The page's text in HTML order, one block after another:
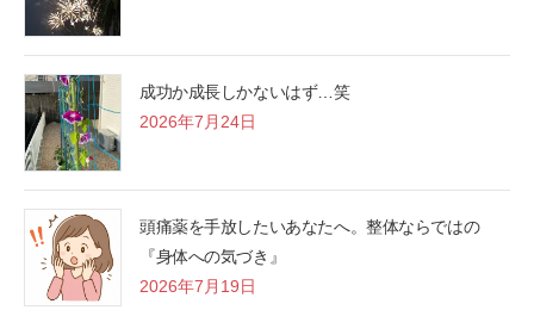
成功か成長しかないはず…笑
2026年7月24日
頭痛薬を手放したいあなたへ。整体ならではの
『身体への気づき』
2026年7月19日